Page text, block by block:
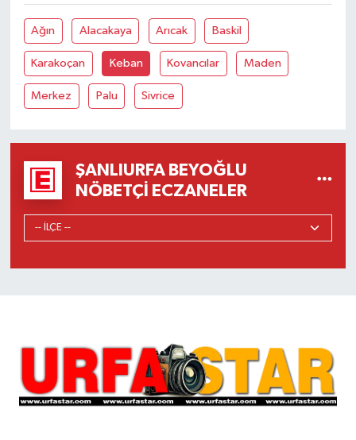
Ağın Alacakaya Arıcak Baskil
Karakoçan Keban Kovancılar Maden
Merkez Palu Sivrice
ŞANLIURFA BEYOĞLU
NÖBETÇI ECZANELER